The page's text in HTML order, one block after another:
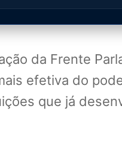
da Frente
efetiva do
que já